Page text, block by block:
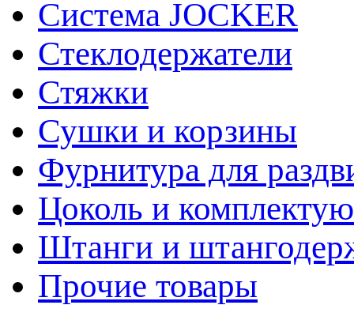
Система JOCKER
Стеклодержатели
Стяжки
Сушки и корзины
Фурнитура для
Цоколь и
Штанги и
Прочие товары